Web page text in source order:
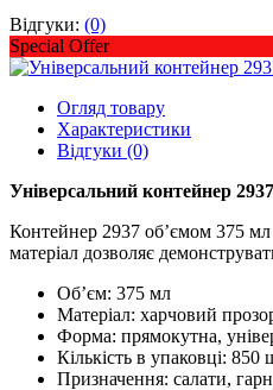
Відгуки: (0)
Special Offer
Огляд товару
Характеристики
Відгуки (0)
Універсальний контейнер
Контейнер 2937 об’ємом 375 мл
матеріал дозволяє
Об’єм: 375 мл
Матеріал: харчовий
Форма: прямокутна,
Кількість в упаковці: 850
Призначення: салати,